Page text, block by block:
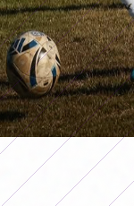
jugar el Reducido por el